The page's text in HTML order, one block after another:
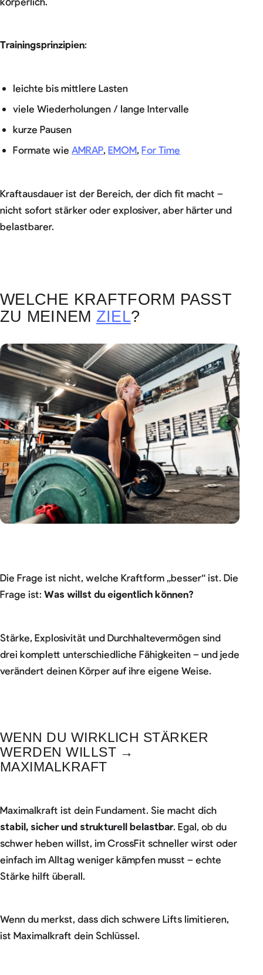
Trainingsprinzipien:
leichte bis mittlere Lasten
viele Wiederholungen / lange Intervalle
kurze Pausen
Formate wieAMRAP,EMOM,For Time
Kraftausdauer ist der Bereich, der dich fit macht –
nicht sofort stärker oder explosiver, aber härter und
belastbarer.
WELCHE KRAFTFORM PASST
ZU MEINEM ZIEL?
Die Frage ist nicht, welche Kraftform „besser“ ist. Die
Frage ist: Was willst du eigentlich können?
Stärke, Explosivität und Durchhaltevermögen sind
drei komplett unterschiedliche Fähigkeiten – und jede
verändert deinen Körper auf ihre eigene Weise.
WENN DU WIRKLICH STÄRKER
WERDEN WILLST →
MAXIMALKRAFT
Maximalkraft ist dein Fundament. Sie macht dich
stabil, sicher und strukturell belastbar. Egal, ob du
schwer heben willst, im CrossFit schneller wirst oder
einfach im Alltag weniger kämpfen musst – echte
Stärke hilft überall.
Wenn du merkst, dass dich schwere Lifts limitieren,
ist Maximalkraft dein Schlüssel.